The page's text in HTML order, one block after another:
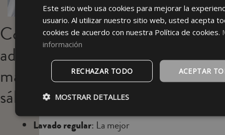
Consejos
adicionales para
mantener tus
sábanas blancas
Lavado regular: La mejor
Este sitio web usa cookies para mejorar la
usuario. Al utilizar nuestro sitio web, usted acepta
cookies de acuerdo con nuestra Política de cookies.
información
ACEPTAR
RECHAZAR TODO
MOSTRAR DETALLES